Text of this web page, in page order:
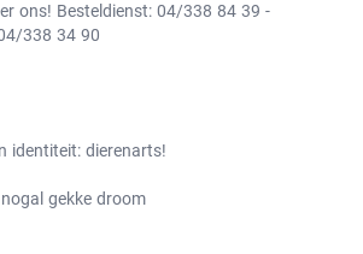
ons! Besteldienst: 04/338 84 39 -
338 34 90
identiteit: dierenarts!
gekke droom